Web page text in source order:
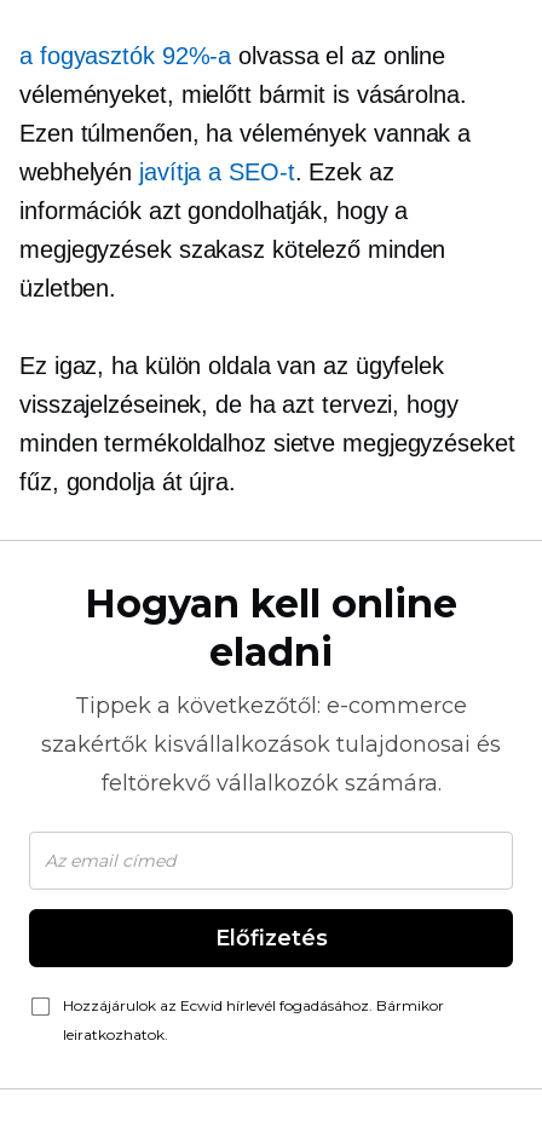
a fogyasztók 92%-a olvassa el az online
véleményeket, mielőtt bármit is vásárolna.
Ezen túlmenően, ha vélemények vannak a
webhelyén javítja a SEO-t. Ezek az
információk azt gondolhatják, hogy a
megjegyzések szakasz kötelező minden
üzletben.
Ez igaz, ha külön oldala van az ügyfelek
visszajelzéseinek, de ha azt tervezi, hogy
minden termékoldalhoz sietve megjegyzéseket
fűz, gondolja át újra.
Hogyan kell online
eladni
Tippek a következőtől: e-commerce
szakértők kisvállalkozások tulajdonosai és
feltörekvő vállalkozók számára.
Előfizetés
Hozzájárulok az Ecwid hírlevél fogadásához. Bármikor
leiratkozhatok.